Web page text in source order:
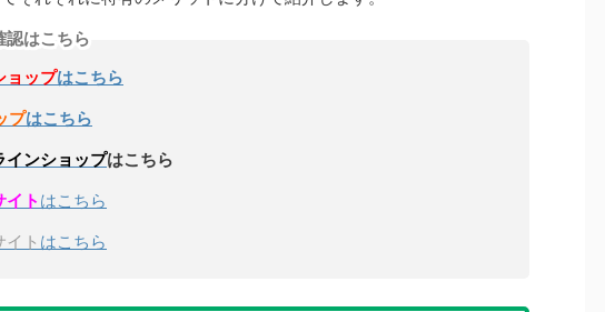
認はこちら
ョップはこちら
プはこちら
インショップはこちら
イト はこちら
ト はこちら